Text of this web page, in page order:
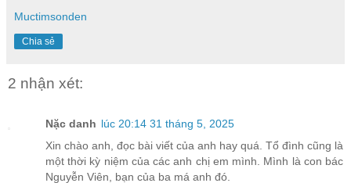
Muctimsonden
Chia sẻ
2 nhận xét:
Nặc danh lúc 20:14 31 tháng 5, 2025
Xin chào anh, đọc bài viết của anh hay quá. Tổ đình cũng là
một thời kỳ niệm của các anh chị em mình. Mình là con bác
Nguyễn Viên, bạn của ba má anh đó.